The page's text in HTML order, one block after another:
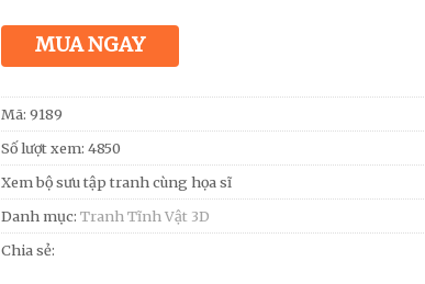
MUA NGAY
Mã: 9189
Số lượt xem: 4850
Xem bộ sưu tập tranh cùng họa sĩ
Danh mục: Tranh Tĩnh Vật 3D
Chia sẻ: